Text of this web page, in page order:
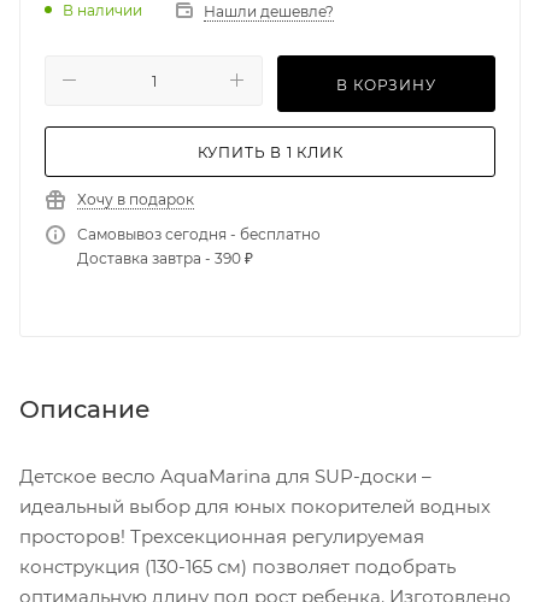
В наличии Нашли дешевле?
В КОРЗИНУ
КУПИТЬ В 1 КЛИК
Хочу в подарок
Самовывоз сегодня - бесплатно
Доставка завтра - 390 ₽
Описание
Детское весло AquaMarina для SUP-доски –
идеальный выбор для юных покорителей водных
просторов! Трехсекционная регулируемая
конструкция (130-165 см) позволяет подобрать
оптимальную длину под рост ребенка. Изготовлено